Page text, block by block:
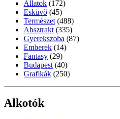
Állatok (172)
Esküvő (45)
Természet (488)
Absztrakt (335)
Gyerekszoba (87)
Emberek (14)
Fantasy (29)
Budapest (40)
Grafikák (250)
Alkotók